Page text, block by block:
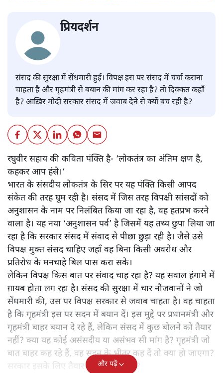
प्रियदर्शन
संसद की सुरक्षा में सेंधमारी हुई। विपक्ष इस पर संसद में चर्चा कराना
चाहता है और गृहमंत्री से बयान की मांग कर रहा है? तो दिक्कत कहाँ
है? आख़िर मोदी सरकार संसद में जवाब देने से क्यों बच रही है?
रघुवीर सहाय की कविता पंक्ति है- ‘लोकतंत्र का अंतिम क्षण है,
कहकर आप हंसे।‘
भारत के संसदीय लोकतंत्र के सिर पर यह पंक्ति किसी आपद
संकेत की तरह घूम रही है। संसद में जिस तरह विपक्षी सांसदों को
अनुशासन के नाम पर निलंबित किया जा रहा है, वह हतप्रभ करने
वाला है। यह नया ‘अनुशासन पर्व’ है जिसमें यह तथ्य छुपा लिया जा
रहा है कि सरकार संसद में संवाद से पीछा छुड़ा रही है। जैसे उसे
विपक्ष मुक्त संसद चाहिए जहाँ वह बिना किसी अवरोध और
प्रतिरोध के मनचाहे बिल पास करा सके।
लेकिन विपक्ष किस बात पर संवाद चाह रहा है? यह सवाल हंगामे में
ग़ायब होता लग रहा है। संसद की सुरक्षा में चार नौजवानों ने जो
सेंधमारी की, उस पर विपक्ष सरकार से जवाब चाहता है। वह चाहता
है कि गृहमंत्री इस पर सदन में बयान दें। इस मुद्दे पर प्रधानमंत्री और
गृहमंत्री बाहर बयान दे रहे हैं, लेकिन संसद में कुछ बोलने को तैयार
नहीं? क्या यह कोई असंसदीय या असंभव सी मांग है? गृहमंत्री जो
बात बाहर कह रहे हैं, वह सदन के भीतर कह दें तो क्या हो जाएगा?
सरकार इसके लिए तैयार क्यों नहीं हो रही?
और पढ़ें